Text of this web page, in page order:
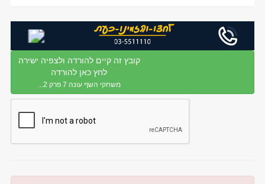
קובץ זה קיים להורדה ולצפיה ישירה
לחץ כאן להורדה
משחקי השף עונה 7 פרק 2...